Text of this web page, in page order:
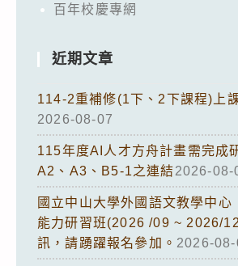
百年校慶專網
近期文章
114-2重補修(1下、2下課程)上
2026-08-07
115年度AI人才方舟計畫需完成
A2、A3、B5-1之連結2026-08-
國立中山大學外國語文教學中心
能力研習班(2026 /09 ~ 2026/
訊，請踴躍報名參加。 2026-08-